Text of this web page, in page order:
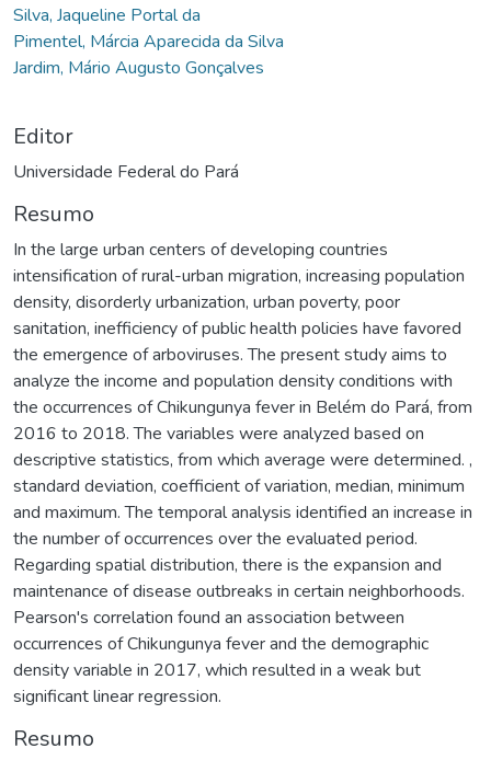
Silva, Jaqueline Portal da
Pimentel, Márcia Aparecida da Silva
Jardim, Mário Augusto Gonçalves
Editor
Universidade Federal do Pará
Resumo
In the large urban centers of developing countries
intensification of rural-urban migration, increasing population
density, disorderly urbanization, urban poverty, poor
sanitation, inefficiency of public health policies have favored
the emergence of arboviruses. The present study aims to
analyze the income and population density conditions with
the occurrences of Chikungunya fever in Belém do Pará, from
2016 to 2018. The variables were analyzed based on
descriptive statistics, from which average were determined. ,
standard deviation, coefficient of variation, median, minimum
and maximum. The temporal analysis identified an increase in
the number of occurrences over the evaluated period.
Regarding spatial distribution, there is the expansion and
maintenance of disease outbreaks in certain neighborhoods.
Pearson's correlation found an association between
occurrences of Chikungunya fever and the demographic
density variable in 2017, which resulted in a weak but
significant linear regression.
Resumo